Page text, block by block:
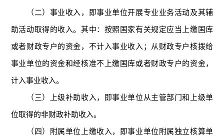
（二）事业收入，即事业单位开展专业业务活动及其辅
助活动取得的收入。其中：按照国家有关规定应当上缴国库
或者财政专户的资金，不计入事业收入；从财政专户核拨给
事业单位的资金和经核准不上缴国库或者财政专户的资金，
计入事业收入。
（三）上级补助收入，即事业单位从主管部门和上级单
位取得的非财政补助收入。
（四）附属单位上缴收入，即事业单位附属独立核算单